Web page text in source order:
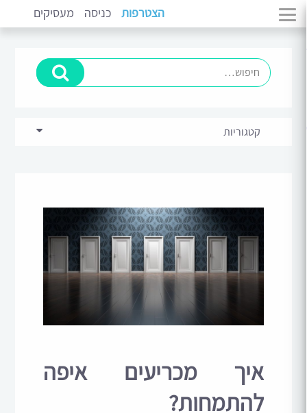
הצטרפות כניסה מעסיקים
איך מכריעים איפה
להתמחות?
קטגוריות
סקירות ומגמות שוק(5)
פיתוח קריירה(10)